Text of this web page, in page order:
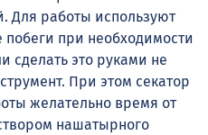
Для работы используют
при необходимости
сделать это руками не
При этом секатор
желательно время от
нашатырного